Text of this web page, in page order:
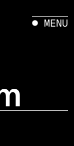
● MENU